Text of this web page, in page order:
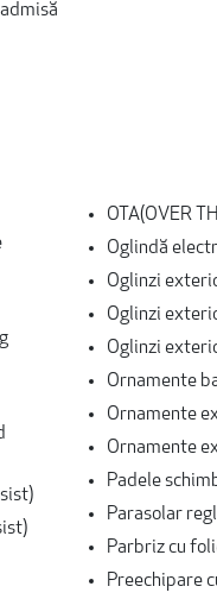
OTA(OVER
Oglindă
Oglinzi
Oglinzi
Oglinzi
Ornamente
Ornamente
Ornamente
Padele
Parasolar
Parbriz cu
Preechipare